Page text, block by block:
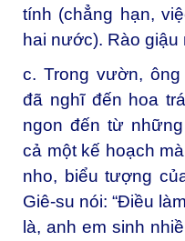
tính (chẳng hạn,
hai nước). Rào
c. Trong vườn,
đã nghĩ đến hoa
ngon đến từ
cả một kế hoạch
nho, biểu tượng
Giê-su nói: “Điều
là, anh em sinh